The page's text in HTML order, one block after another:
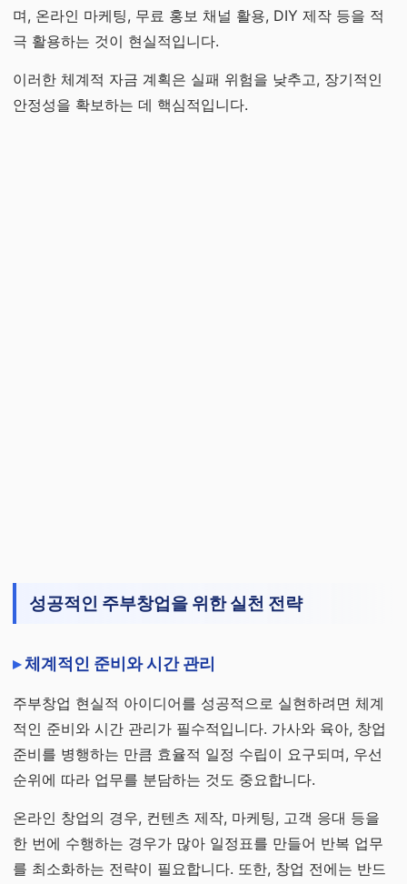
며, 온라인 마케팅, 무료 홍보 채널 활용, DIY 제작 등을 적
극 활용하는 것이 현실적입니다.
이러한 체계적 자금 계획은 실패 위험을 낮추고, 장기적인
안정성을 확보하는 데 핵심적입니다.
성공적인 주부창업을 위한 실천 전략
체계적인 준비와 시간 관리
주부창업 현실적 아이디어를 성공적으로 실현하려면 체계
적인 준비와 시간 관리가 필수적입니다. 가사와 육아, 창업
준비를 병행하는 만큼 효율적 일정 수립이 요구되며, 우선
순위에 따라 업무를 분담하는 것도 중요합니다.
온라인 창업의 경우, 컨텐츠 제작, 마케팅, 고객 응대 등을
한 번에 수행하는 경우가 많아 일정표를 만들어 반복 업무
를 최소화하는 전략이 필요합니다. 또한, 창업 전에는 반드